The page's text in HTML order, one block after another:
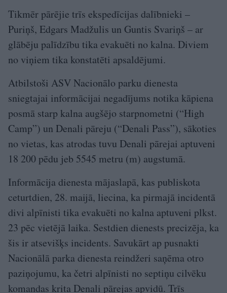
Tikmēr pārējie trīs ekspedīcijas dalībnieki –
Puriņš, Edgars Madžulis un Guntis Svariņš – ar
glābēju palīdzību tika evakuēti no kalna. Diviem
no viņiem tika konstatēti apsaldējumi.
Atbilstoši ASV Nacionālo parku dienesta
sniegtajai informācijai negadījums notika kāpiena
posmā starp kalna augšējo starpnometni (“High
Camp”) un Denali pāreju (“Denali Pass”), sākoties
no vietas, kas atrodas tuvu Denali pārejai aptuveni
18 200 pēdu jeb 5545 metru (m) augstumā.
Informācija dienesta mājaslapā, kas publiskota
ceturtdien, 28. maijā, liecina, ka pirmajā incidentā
divi alpīnisti tika evakuēti no kalna aptuveni plkst.
23 pēc vietējā laika. Sestdien dienests precizēja, ka
šis ir atsevišķs incidents. Savukārt ap pusnakti
Nacionālā parka dienesta reindžeri saņēma otro
paziņojumu, ka četri alpīnisti no septiņu cilvēku
komandas krita Denali pārejas apvidū. Trīs